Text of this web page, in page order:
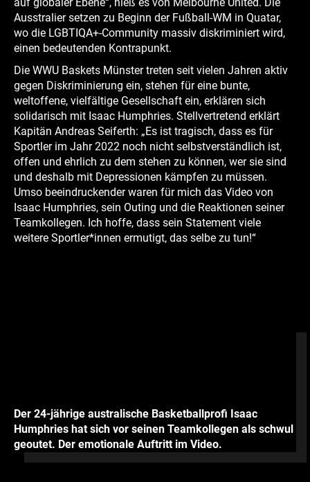
auf globaler Ebene“, hieß es von Melbourne United. Die
Ausstralier setzen zu Beginn der Fußball-WM in Quatar,
wo die LGBTIQA+-Community massiv diskriminiert wird,
einen bedeutenden Kontrapunkt.
Die WWU Baskets Münster treten seit vielen Jahren aktiv
gegen Diskriminierung ein, stehen für eine bunte,
weltoffene, vielfältige Gesellschaft ein, erklären sich
solidarisch mit Isaac Humphries. Stellvertretend erklärt
Kapitän Andreas Seiferth: „Es ist tragisch, dass es für
Sportler im Jahr 2022 noch nicht selbstverständlich ist,
offen und ehrlich zu dem stehen zu können, wer sie sind
und deshalb mit Depressionen kämpfen zu müssen.
Umso beeindruckender waren für mich das Video von
Isaac Humphries, sein Outing und die Reaktionen seiner
Teamkollegen. Ich hoffe, dass sein Statement viele
weitere Sportler*innen ermutigt, das selbe zu tun!“
Der 24-jährige australische Basketballprofi Isaac
Humphries hat sich vor seinen Teamkollegen als schwul
geoutet. Der emotionale Auftritt im Video.